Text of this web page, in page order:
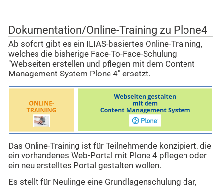
Dokumentation/Online-Training zu Plone4
Ab sofort gibt es ein ILIAS-basiertes Online-Training,
welches die bisherige Face-To-Face-Schulung
"Webseiten erstellen und pflegen mit dem Content
Management System Plone 4" ersetzt.
Das Online-Training ist für Teilnehmende konzipiert, die
ein vorhandenes Web-Portal mit Plone 4 pflegen oder
ein neu erstelltes Portal gestalten wollen.
Es stellt für Neulinge eine Grundlagenschulung dar,